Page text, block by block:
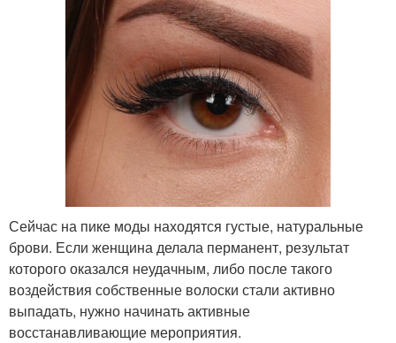
Сейчас на пике моды находятся густые, натуральные
брови. Если женщина делала перманент, результат
которого оказался неудачным, либо после такого
воздействия собственные волоски стали активно
выпадать, нужно начинать активные
восстанавливающие мероприятия.